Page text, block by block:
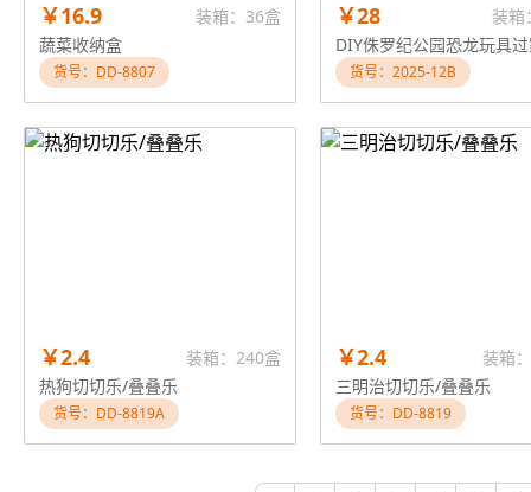
￥16.9
装箱：36盒
蔬菜收纳盒
货号：DD-8807
￥28 装箱
货号：2025-12B
￥2.4
装箱：240盒
热狗切切乐/叠叠乐
货号：DD-8819A
￥2.4
装箱
三明治切切乐/叠叠乐
货号：DD-8819